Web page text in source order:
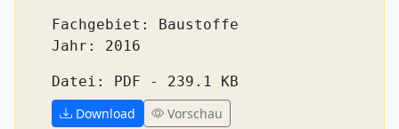
Fachgebiet: Baustoffe
Jahr: 2016
Datei: PDF - 239.1 KB
Download
Vorschau